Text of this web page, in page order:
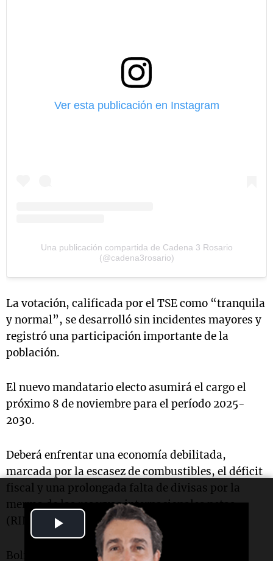
Play
Video
Ver esta publicación en Instagram
Una publicación compartida de Cadena 3 Rosario
(@cadena3rosario)
La votación, calificada por el TSE como “tranquila
y normal”, se desarrolló sin incidentes mayores y
registró una participación importante de la
población.
El nuevo mandatario electo asumirá el cargo el
próximo 8 de noviembre para el período 2025-
2030.
Deberá enfrentar una economía debilitada,
marcada por la escasez de combustibles, el déficit
fiscal y una prolongada falta de divisas por la
merma de las reservas internacionales netas
(RIN).
Bolivia atraviesa un momento de transición